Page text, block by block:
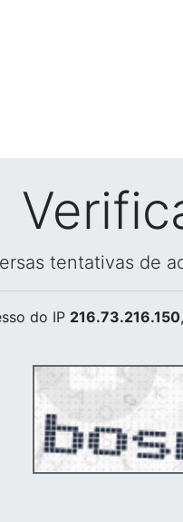
tentativas de
do IP 216.73.216.150